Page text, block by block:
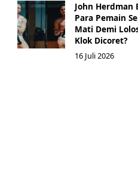
John Herdman
Para Pemain
Mati Demi
Klok Dicoret?
16 Juli 2026